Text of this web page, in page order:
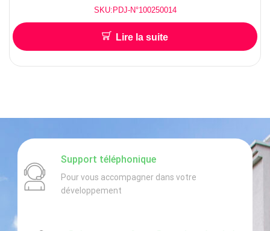
Superficie ( en M2 )
Fréquence pour l’entretien 2 fois par an
Localisation :
4000€
SKU:PDJ-N°100250014
Lire la suite
Support téléphonique
Pour vous accompagner dans votre
développement